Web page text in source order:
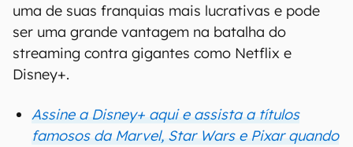
uma de suas franquias mais lucrativas e pode
ser uma grande vantagem na batalha do
streaming contra gigantes como Netflix e
Disney+.
Assine a Disney+ aqui e assista a títulos
famosos da Marvel, Star Wars e Pixar quando